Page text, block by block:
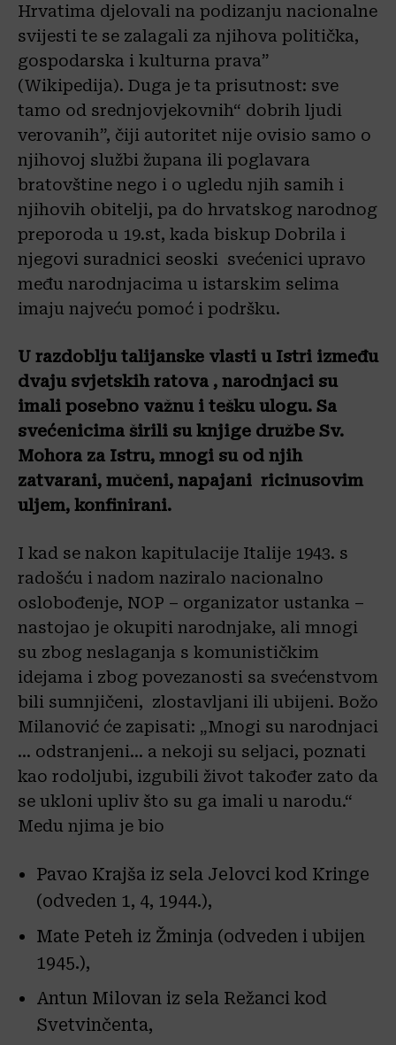
Hrvatima djelovali na podizanju nacionalne
svijesti te se zalagali za njihova politička,
gospodarska i kulturna prava”
(Wikipedija). Duga je ta prisutnost: sve
tamo od srednjovjekovnih“ dobrih ljudi
verovanih”, čiji autoritet nije ovisio samo o
njihovoj službi župana ili poglavara
bratovštine nego i o ugledu njih samih i
njihovih obitelji, pa do hrvatskog narodnog
preporoda u 19.st, kada biskup Dobrila i
njegovi suradnici seoski svećenici upravo
među narodnjacima u istarskim selima
imaju najveću pomoć i podršku.
U razdoblju talijanske vlasti u Istri između
dvaju svjetskih ratova , narodnjaci su
imali posebno važnu i tešku ulogu. Sa
svećenicima širili su knjige družbe Sv.
Mohora za Istru, mnogi su od njih
zatvarani, mučeni, napajani ricinusovim
uljem, konfinirani.
I kad se nakon kapitulacije Italije 1943. s
radošću i nadom naziralo nacionalno
oslobođenje, NOP – organizator ustanka –
nastojao je okupiti narodnjake, ali mnogi
su zbog neslaganja s komunističkim
idejama i zbog povezanosti sa svećenstvom
bili sumnjičeni, zlostavljani ili ubijeni. Božo
Milanović će zapisati: „Mnogi su narodnjaci
… odstranjeni… a nekoji su seljaci, poznati
kao rodoljubi, izgubili život također zato da
se ukloni upliv što su ga imali u narodu.“
Medu njima je bio
Pavao Krajša iz sela Jelovci kod Kringe
(odveden 1, 4, 1944.),
Mate Peteh iz Žminja (odveden i ubijen
1945.),
Antun Milovan iz sela Režanci kod
Svetvinčenta,